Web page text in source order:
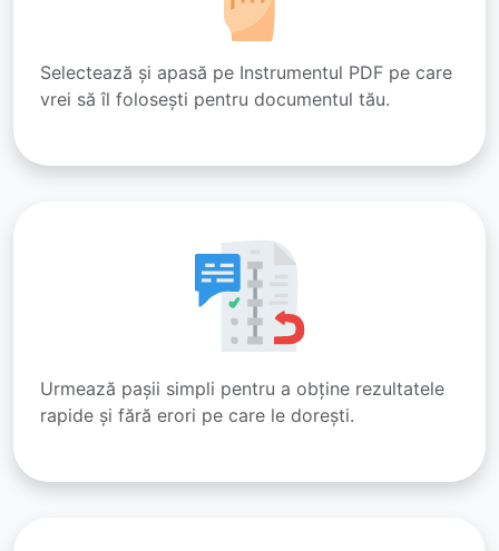
Selectează și apasă pe Instrumentul PDF pe care
vrei să îl folosești pentru documentul tău.
Urmează pașii simpli pentru a obține rezultatele
rapide și fără erori pe care le dorești.